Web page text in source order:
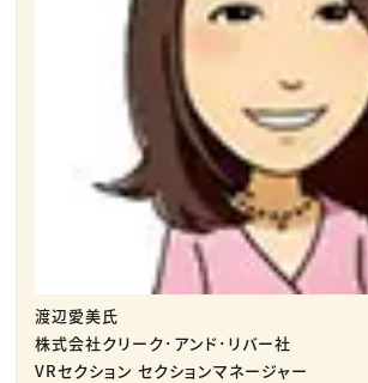
渡辺愛美氏
株式会社クリーク･アンド･リバー社
VRセクション セクションマネージャー